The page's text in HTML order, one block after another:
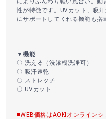
によりふんわり軽い風合い。動
性が特徴です。UVカット、吸
にサポートしてくれる機能も搭
----------------------------------------
▼機能
〇 洗える（洗濯機洗浄可）
〇 吸汗速乾
〇 ストレッチ
〇 UVカット
■WEB価格はAOKIオンライン